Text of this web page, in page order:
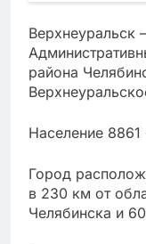
Верхнеуральск
района
Население
Город
в 230 км от
Челябинска и